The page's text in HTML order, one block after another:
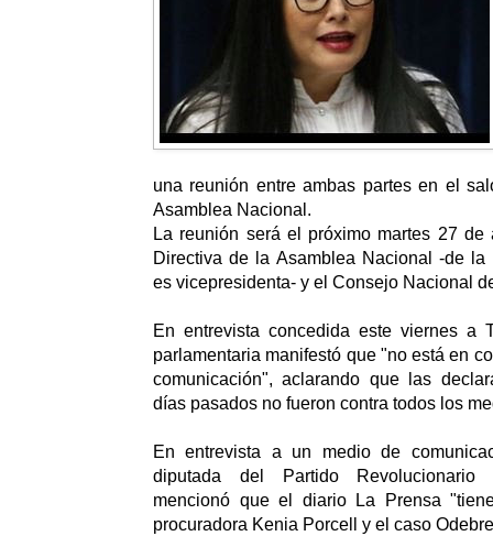
una reunión entre ambas partes en el
Asamblea Nacional.
La reunión será el próximo martes 27 de
Directiva de la Asamblea Nacional -de
es vicepresidenta- y el Consejo Nacional
En entrevista concedida este viernes a
parlamentaria manifestó que "no está en
comunicación", aclarando que las
días pasados no fueron contra todos los
En entrevista a un medio de
diputada del Partido Revolucionario
mencionó que el diario La Prensa
procuradora Kenia Porcell y el caso